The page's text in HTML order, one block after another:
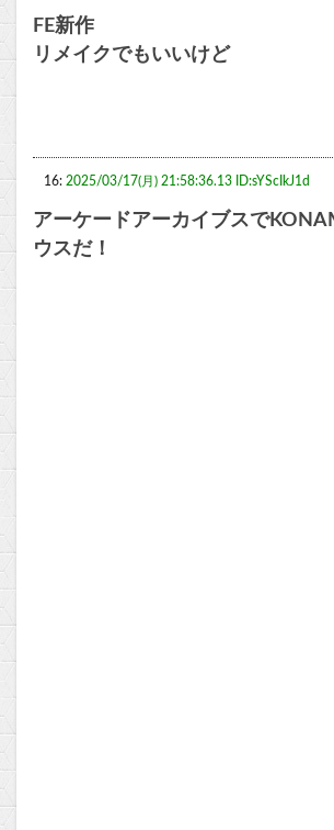
FE新作
リメイクでもいいけど
16: 2025/03/17(月) 21:58:36.13 ID:sYScIkJ1d
アーケードアーカイブスで
ウスだ！